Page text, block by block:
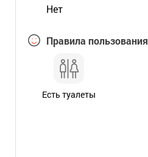
Нет
Правила пользования
Есть туалеты